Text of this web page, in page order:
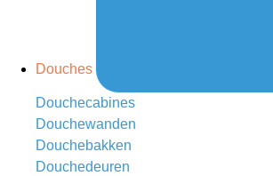
Douches
Douchecabines
Douchewanden
Douchebakken
Douchedeuren